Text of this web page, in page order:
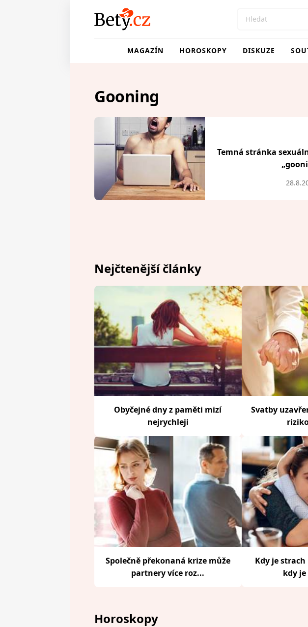
MAGAZÍN HOROSKOPY DISKUZE
Gooning
Temná stránka
Nejčtenější články
Obyčejné dny z paměti mizí
nejrychleji
Svatby
Společně překonaná krize může
partnery více roz...
Kdy je
kdy je
Horoskopy